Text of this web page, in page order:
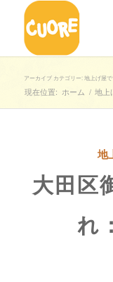
アーカイブ カテゴリー: 地上げ屋
現在位置: ホーム / 地上
地
大田区
れ